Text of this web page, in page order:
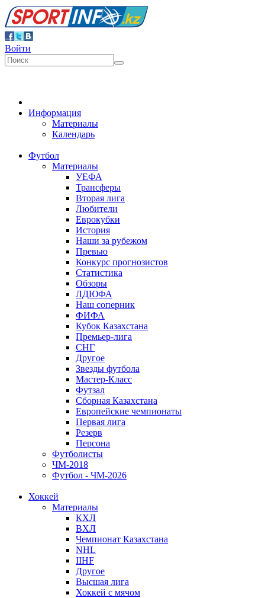
Войти
Информация
Материалы
Календарь
Футбол
Материалы
УЕФА
Трансферы
Вторая лига
Любители
Еврокубки
История
Наши за рубежом
Превью
Конкурс прогнозистов
Статистика
Обзоры
ЛДЮФА
Наш соперник
ФИФА
Кубок Казахстана
Премьер-лига
СНГ
Другое
Звезды футбола
Мастер-Класс
Футзал
Сборная Казахстана
Европейские чемпионаты
Первая лига
Резерв
Персона
Футболисты
ЧМ-2018
Футбол - ЧМ-2026
Хоккей
Материалы
КХЛ
ВХЛ
Чемпионат Казахстана
NHL
IIHF
Другое
Высшая лига
Хоккей с мячом